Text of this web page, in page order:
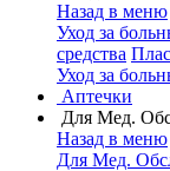
Назад в меню
Уход за
средства
Уход за
Аптечки
Для Мед.
Назад в меню
Для Мед.